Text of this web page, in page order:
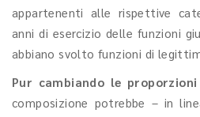
appartenenti alle rispettive
anni di esercizio delle funzioni
abbiano svolto funzioni di
Pur cambiando le
composizione potrebbe – in